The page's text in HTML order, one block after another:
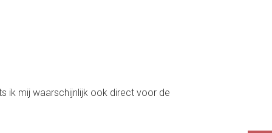
ik mij waarschijnlijk ook direct voor de